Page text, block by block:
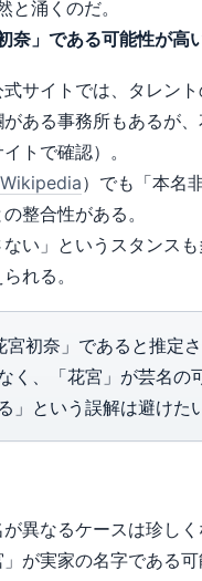
涌くのだ。
奈」である可能性が高
サイトでは、タレン
がある事務所もあるが
トで確認）。
）でも「本名
整合性がある。
い」というスタンス
れる。
宮初奈」であると推定
く、「花宮」が芸名の
」という誤解は避けた
異なるケースは珍し
が実家の名字である